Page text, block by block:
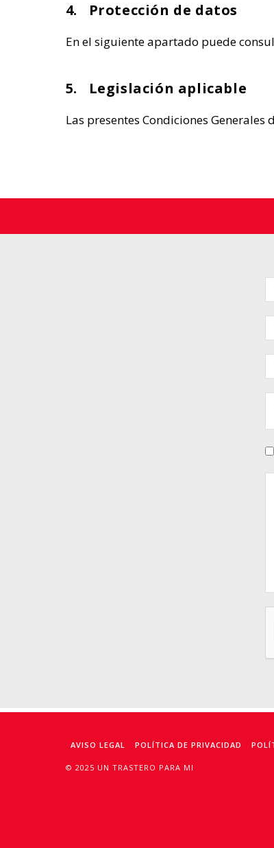
4. Protección de datos
En el siguiente apartado puede
5. Legislación aplicable
Las presentes Condiciones
AVISO LEGAL POLÍTICA DE PRIVACIDAD
© 2025 UN TRASTERO PARA MI